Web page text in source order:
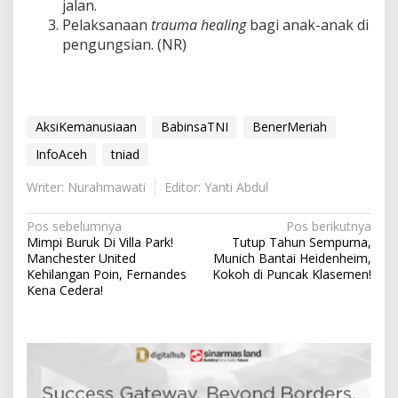
jalan.
Pelaksanaan trauma healingbagi anak-anak di
pengungsian. (NR)
AksiKemanusiaan BabinsaTNI
BenerMeriah
InfoAceh
tniad
Writer: Nurahmawati
Editor: Yanti Abdul
N
a
v
i
Pos sebelumnya
Mimpi Buruk Di Villa Park!
Manchester United
Kehilangan Poin, Fernandes
Kena Cedera!
Pos berikutnya
Tutup Tahun Sempurna,
Munich Bantai Heidenheim,
Kokoh di Puncak Klasemen!